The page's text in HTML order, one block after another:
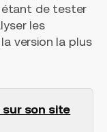
étant de tester
les
version la plus
son site